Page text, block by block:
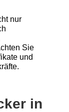
nur
Sie
und
in